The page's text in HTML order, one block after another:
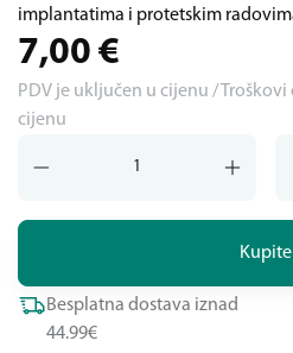
implantatima i protetskim
7,00 €
PDV je uključen u cijenu /
cijenu
Kupite
Besplatna dostava iznad
44.99€